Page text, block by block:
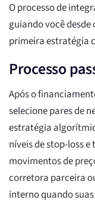
O processo de
guiando você
primeira estratégia
Processo
Após o
selecione pares de
estratégia
níveis de stop-loss
movimentos de
corretora parceira
interno quando